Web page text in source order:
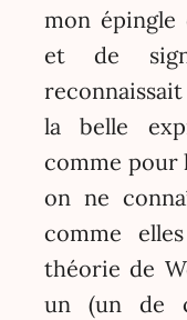
mon épingle
et de
la belle
comme pour
on ne
comme
théorie de
un (un de